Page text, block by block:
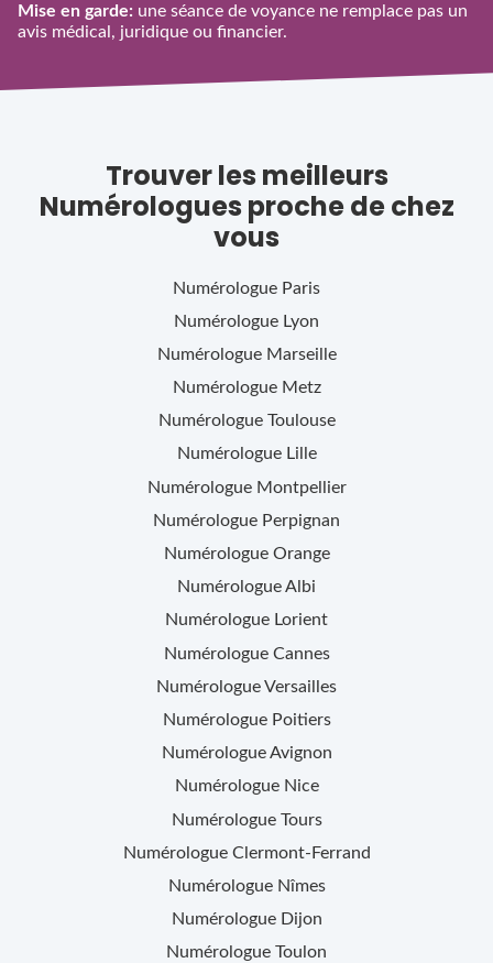
Mise en garde: une séance de voyance ne remplace pas un
avis médical, juridique ou financier.
Trouver les meilleurs
Numérologues proche de chez
vous
Numérologue Paris
Numérologue Lyon
Numérologue Marseille
Numérologue Metz
Numérologue Toulouse
Numérologue Lille
Numérologue Montpellier
Numérologue Perpignan
Numérologue Orange
NumérologueAlbi
Numérologue Lorient
Numérologue Cannes
NumérologueVersailles
Numérologue Poitiers
NumérologueAvignon
Numérologue Nice
Numérologue Tours
Numérologue Clermont-Ferrand
Numérologue Nîmes
Numérologue Dijon
Numérologue Toulon